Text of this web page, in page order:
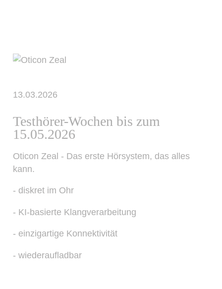
13.03.2026
Testhörer-Wochen bis zum
15.05.2026
Oticon Zeal - Das erste Hörsystem, das alles
kann.
- diskret im Ohr
- KI-basierte Klangverarbeitung
- einzigartige Konnektivität
- wiederaufladbar